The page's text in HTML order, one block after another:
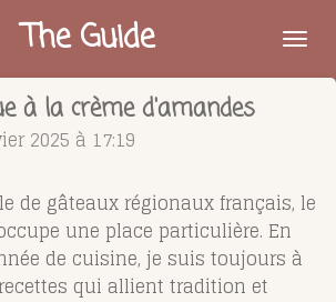
The Guide
à la crème d'amandes
2025 à 17:19
de gâteaux régionaux français, le
une place particulière. En
de cuisine, je suis toujours à
qui allient tradition et